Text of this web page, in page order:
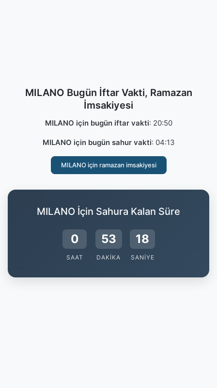
MILANO Bugün İftar Vakti, Ramazan
İmsakiyesi
MILANO için bugün iftar vakti: 20:50
MILANO için bugün sahur vakti: 04:13
MILANO için ramazan imsakiyesi
MILANO İçin Sahura Kalan Süre
0
SAAT
53
DAKIKA
18
SANIYE